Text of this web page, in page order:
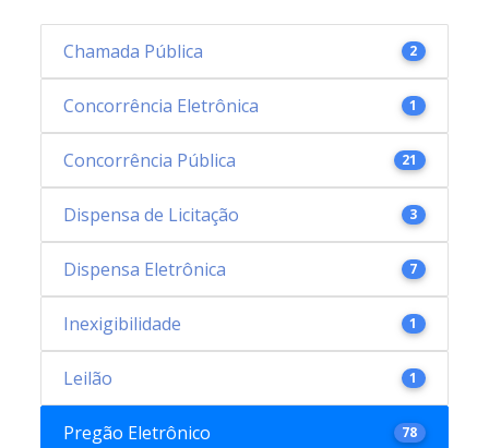
Chamada Pública 2
Concorrência Eletrônica 1
Concorrência Pública 21
Dispensa de Licitação 3
Dispensa Eletrônica 7
Inexigibilidade 1
Leilão 1
Pregão Eletrônico 78